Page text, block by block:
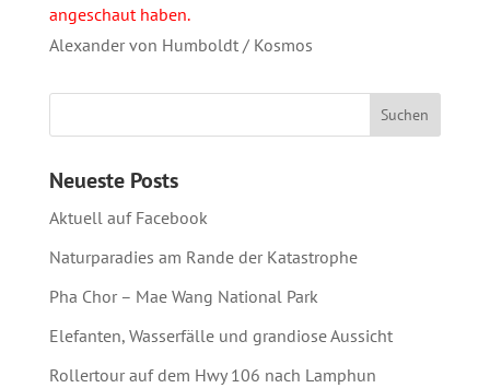
angeschaut haben.
Alexander von Humboldt / Kosmos
Neueste Posts
Aktuell auf Facebook
Naturparadies am Rande der Katastrophe
Pha Chor – Mae Wang National Park
Elefanten, Wasserfälle und grandiose Aussicht
Rollertour auf dem Hwy 106 nach Lamphun